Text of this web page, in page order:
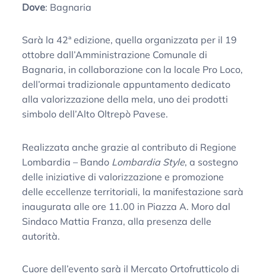
Dove: Bagnaria
Sarà la 42ª edizione, quella organizzata per il 19
ottobre dall’Amministrazione Comunale di
Bagnaria, in collaborazione con la locale Pro Loco,
dell’ormai tradizionale appuntamento dedicato
alla valorizzazione della mela, uno dei prodotti
simbolo dell’Alto Oltrepò Pavese.
Realizzata anche grazie al contributo di Regione
Lombardia – Bando Lombardia Style, a sostegno
delle iniziative di valorizzazione e promozione
delle eccellenze territoriali, la manifestazione sarà
inaugurata alle ore 11.00 in Piazza A. Moro dal
Sindaco Mattia Franza, alla presenza delle
autorità.
Cuore dell’evento sarà il Mercato Ortofrutticolo di